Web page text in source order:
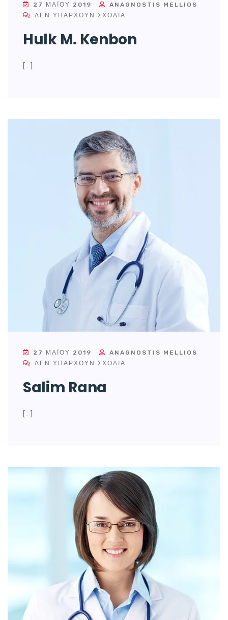
27 ΜΑΪ́ΟΥ 2019
ANAGNOSTIS MELLIOS
ΔΕΝ ΥΠΆΡΧΟΥΝ ΣΧΌΛΙΑ
Hulk M. Kenbon
[…]
27 ΜΑΪ́ΟΥ 2019
ANAGNOSTIS MELLIOS
ΔΕΝ ΥΠΆΡΧΟΥΝ ΣΧΌΛΙΑ
Salim Rana
[…]